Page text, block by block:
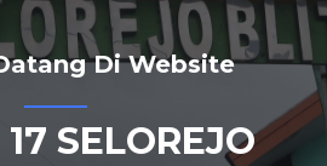
Di Website
SELOREJO